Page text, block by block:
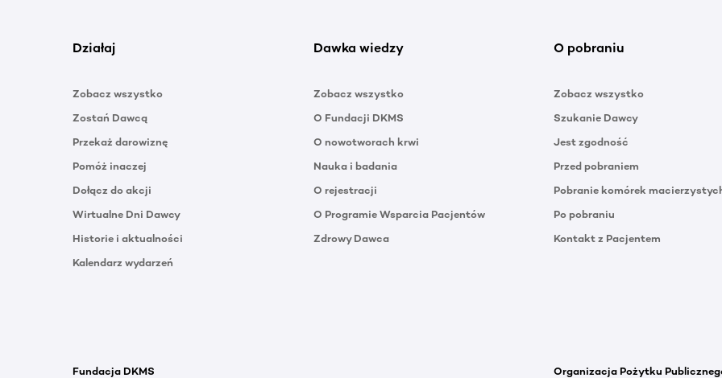
Działaj
Zobacz wszystko
Zostań Dawcą
Przekaż darowiznę
Pomóż inaczej
Dołącz do akcji
Wirtualne Dni Dawcy
Historie i aktualności
Kalendarz wydarzeń
Dawka wiedzy
Zobacz wszystko
O Fundacji DKMS
O nowotworach krwi
Nauka i badania
O rejestracji
O Programie Wsparcia Pacjentów
Zdrowy Dawca
O pobraniu
Zobacz wszystko
Szukanie Dawcy
Jest zgodność
Przed pobraniem
Pobranie komórek
Po pobraniu
Kontakt z Pacjentem
Fundacja DKMS
Organizacja Pożytku